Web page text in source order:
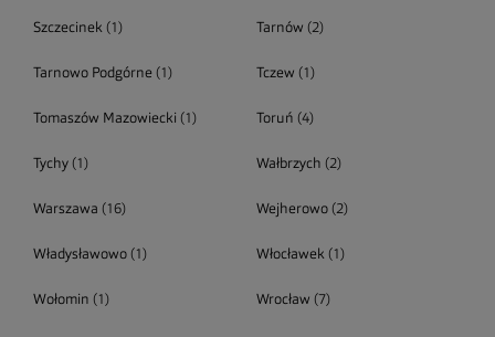
Szczecinek (1) Tarnów (2)
Tarnowo Podgórne (1) Tczew (1)
Tomaszów Mazowiecki (1) Toruń (4)
Tychy (1) Wałbrzych (2)
Warszawa (16) Wejherowo(2)
Władysławowo (1) Włocławek(1)
Wołomin (1) Wrocław (7)